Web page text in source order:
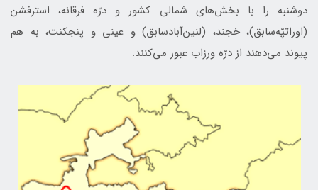
دوشنبه را با بخش‌های شمالی کشور و درّه فرقانه، استرفشن
(اوراتپّه‌سابق)، خجند، (لنين‌آباد‌سابق) و عینی و پنجکنت، به هم
پیوند می‌دهند از درّه ورزاب عبور می‌كنند.